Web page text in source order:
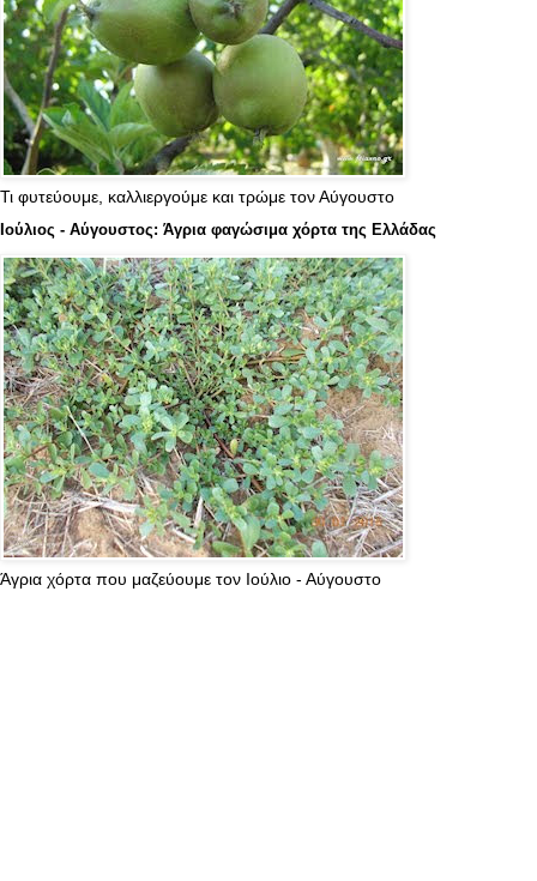
Τι φυτεύουμε, καλλιεργούμε και τρώμε τον Αύγουστο
Ιούλιος - Αύγουστος: Άγρια φαγώσιμα χόρτα της Ελλάδας
Άγρια χόρτα που μαζεύουμε τον Ιούλιο - Αύγουστο